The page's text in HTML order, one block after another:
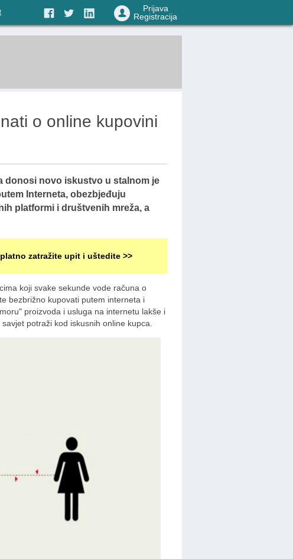
Prijava
Registracija
o online kupovini
donosi novo iskustvo u stalnom je
Interneta, obezbjeđuju
platformi i društvenih mreža, a
zatražite upit i uštedite >>
koji svake sekunde vode računa o
bezbrižno kupovati putem interneta i
proizvoda i usluga na internetu lakše i
potraži kod iskusnih online kupca.